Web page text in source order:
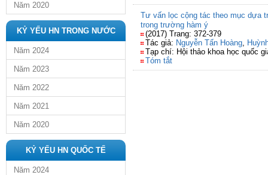
Năm 2020
KỶ YẾU HN TRONG NƯỚC
Năm 2024
Năm 2023
Năm 2022
Năm 2021
Năm 2020
KỶ YẾU HN QUỐC TẾ
Năm 2024
Tư vấn lọc cộng tác theo mục dựa
trong trường hàm ý
(2017) Trang: 372-379
Tác giả: Nguyễn Tấn Hoàng,
Tạp chí: Hội thảo khoa học quốc
Tóm tắt